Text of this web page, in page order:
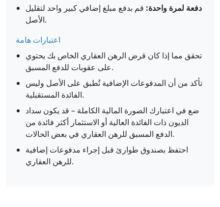
دفعة لمرة واحدة: قم بدفع مبلغ إضافي كبير واحد لتقليل
الأصل.
اعتبارات هامة
تحقق مما إذا كان قرض الرهن العقاري الخاص بك يحتوي
على عقوبات للدفع المسبق.
تأكد من أن المدفوعات الإضافية تُطبق على الأصل وليس
الفائدة المستقبلية.
ضع في اعتبارك الصورة المالية الكاملة – قد يكون سداد
الديون ذات الفائدة العالية أو الاستثمار أكثر فائدة من
الدفع المسبق للرهن العقاري في بعض الحالات.
احتفظ بصندوق طوارئ قبل إجراء مدفوعات إضافية
للرهن العقاري.